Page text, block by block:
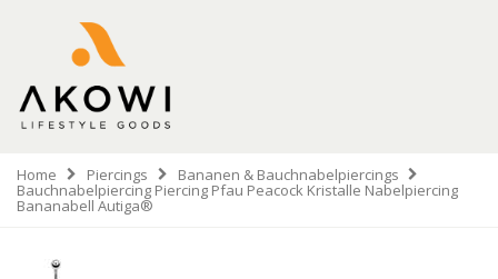
Home Piercings Bananen & Bauchnabelpiercings
Bauchnabelpiercing Piercing Pfau Peacock Kristalle Nabelpiercing
Bananabell Autiga®